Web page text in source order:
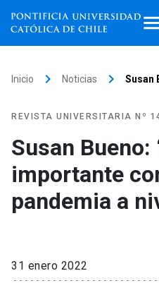
institutos
Investigación
Inicio keyboard_arrow_right Noticias keyboard_arrow_right Susan
REVISTA UNIVERSITARIA Nº
Susan Bueno:
importante
pandemia a
31 enero 2022